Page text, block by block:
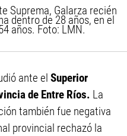
Suprema, Galarza recién
dentro de 28 años, en el
años. Foto: LMN.
ante el Superior
de Entre Ríos. La
también fue negativa
provincial rechazó la